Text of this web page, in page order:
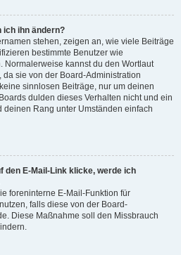
ich ihn ändern?
stehen, zeigen an, wie viele Beiträge
bestimmte Benutzer wie
Normalerweise kannst du den Wortlaut
sie von der Board-Administration
sinnlosen Beiträge, nur um deinen
dulden dieses Verhalten nicht und ein
deinen Rang unter Umständen einfach
den E-Mail-Link klicke, werde ich
foreninterne E-Mail-Funktion für
falls diese von der Board-
Diese Maßnahme soll den Missbrauch